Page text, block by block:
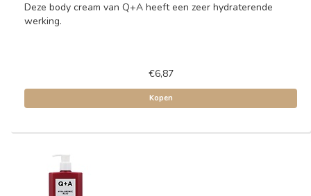
Deze body cream van Q+A heeft een zeer hydraterende
werking.
€6,87
Kopen